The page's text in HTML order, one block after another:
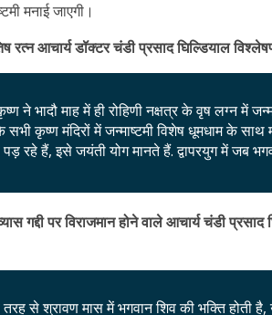
मनाई जाएगी।
रत्न आचार्य डॉक्टर चंडी प्रसाद घिल्डियाल
ने भादौ माह में ही रोहिणी नक्षत्र के वृष लग्न में
कृष्ण मंदिरों में जन्माष्टमी विशेष धूमधाम के साथ
रहे हैं, इसे जयंती योग मानते हैं. द्वापरयुग में जब
गद्दी पर विराजमान होने वाले आचार्य चंडी
से श्रावण मास में भगवान शिव की भक्ति होती